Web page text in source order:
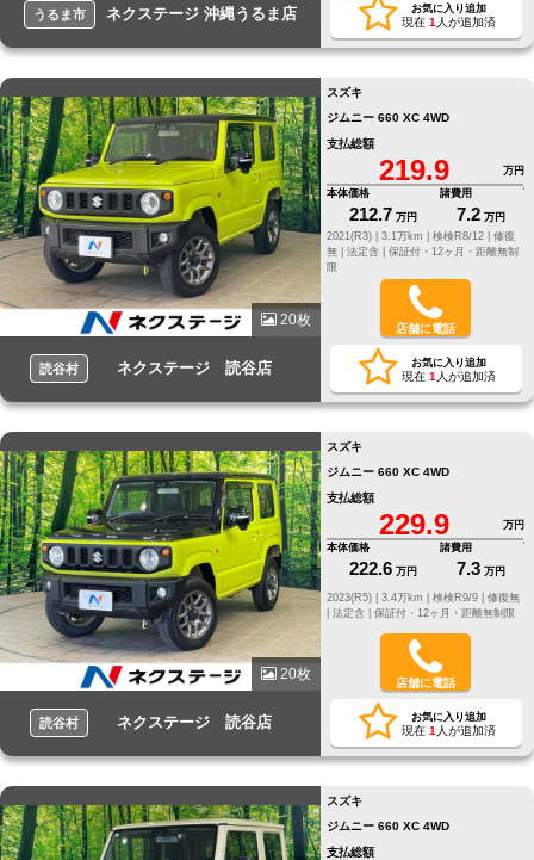
うるま市 ネクステージ 沖縄うるま店 お気に入り追加
現在 1 人が追加済
20枚
読谷村 ネクステージ 読谷店
スズキ
ジムニー 660 XC 4WD
支払総額
219.9
万円
本体価格
212.7 万円
諸費用
7.2 万円
2021(R3) |
3.1万km | 検検R8/12 | 修復
無 | 法定含 | 保証付・12ヶ月・距離無制
限
店舗に電話
お気に入り追加
現在 1 人が追加済
20枚
読谷村 ネクステージ 読谷店
スズキ
ジムニー 660 XC 4WD
支払総額
229.9
万円
本体価格
222.6 万円
諸費用
7.3 万円
修復無
法定含 | 保証付・12ヶ月・距離無制限
店舗に電話
お気に入り追加
現在 1 人が追加済
スズキ
ジムニー 660 XC 4WD
支払総額